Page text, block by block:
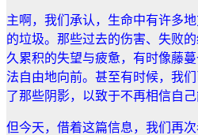
主啊，我们承认，生命中有许多
的垃圾。那些过去的伤害、失败
久累积的失望与疲惫，有时像藤
法自由地向前。甚至有时候，我
了那些阴影，以致于不再相信自己
但今天，借着这篇信息，我们再次